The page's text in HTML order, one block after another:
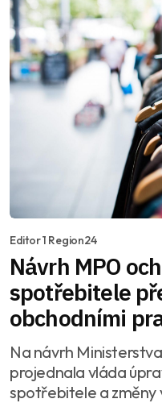
Editor 1 Region24
Návrh MPO
spotřebitele
obchodními
Na návrh
projednala vláda
spotřebitele a změny